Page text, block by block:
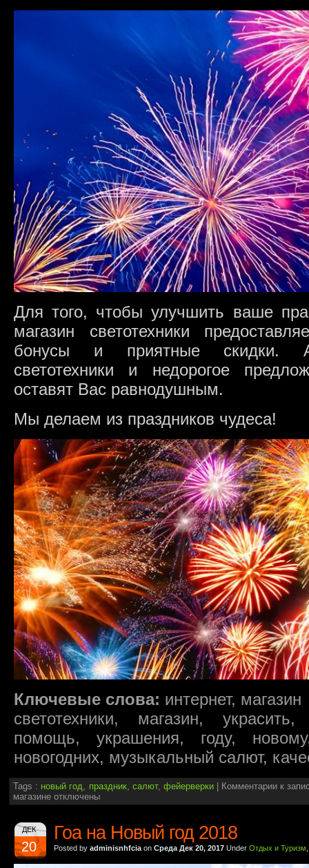
Для того, чтобы улучшить ваше
магазин светотехники
бонусы и приятные скидки.
светотехники и недорогое
оставят Вас равнодушным.
Мы делаем из праздников чудеса!
Ключевые слова: интернет, магазин
светотехники, магазин,
помощь, украшения, году,
новогодних, музыкальный салют,
Tags : новый год, праздник, салют, фейерверки| Комментарии к
магазине отключены
ДЕК
20
Гоа на Новый год 2018
Posted by adminisnhfcia on Среда Дек 20, 2017 Under Отдых и Туризм